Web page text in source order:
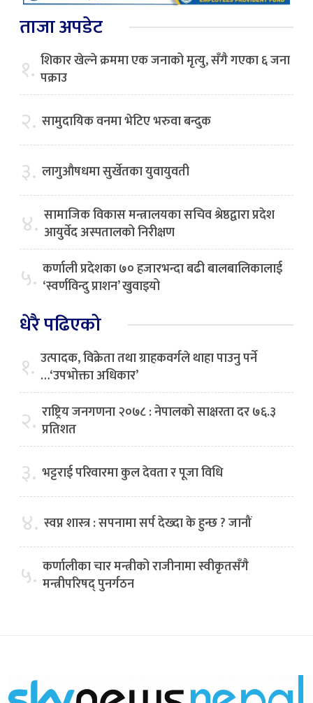
ताजा अपडेट
१. शिकार खेल्ने क्रममा एक जनाको मृत्यु, सँगै गएका ६ जना
पक्राउ
२. सामुदायिक वनमा भेटिए भरुवा बन्दुक
३. लागुऔषधमा सुर्खेतका युवायुवती
४. सामाजिक विकास मन्त्रालयका सचिव श्रेष्ठद्वारा प्रदेश
आयुर्वेद अस्पतालको निरीक्षण
५. कर्णाली प्रदेशका ७० हजारभन्दा बढी बालबालिकालाई
‘स्वर्णविन्दु प्राशन’ खुवाइयो
धेरै पढिएको
१. उत्पादक, विक्रेता तथा ग्राहकवर्गले थाहा पाउनु पर्ने
…‘उपभोक्ता अधिकार’
२. राष्ट्रिय जनगणना २०७८ : नेपालको साक्षरता दर ७६.३
प्रतिशत
३. भट्टराई परिवारमा कुल देवता र पूजा विधि
४. स्वप्न शास्त्र : सपनामा सर्प देख्दा के हुन्छ ? जानौं
५. कर्णालीका चार मन्त्रीको राजीनामा स्वीकृतसँगै
मन्त्रीपरिषद् पुनर्गठन